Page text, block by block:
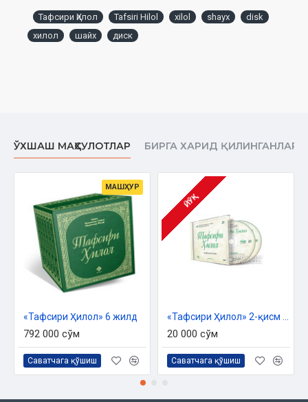
Тафсири Ҳилол Tafsiri Hilol xilol shayx
disk
хилол
шайх диск
ЎХШАШ МАҲСУЛОТЛАР БИРГА ХАРИД ҚИЛИНГАНЛАР
МАШҲУР
«Тафсири Ҳилол» 6 жилд
792 000 сўм
Саватчага қўшиш
ЙЎҚ
20 000 сўм
Саватчага қўшиш